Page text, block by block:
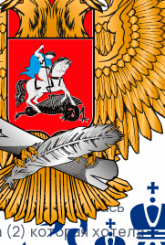
/ 20
укажите все
должны
попалась
(2) которая хотела